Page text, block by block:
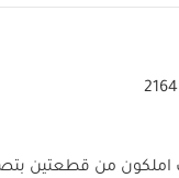
من قطعتين